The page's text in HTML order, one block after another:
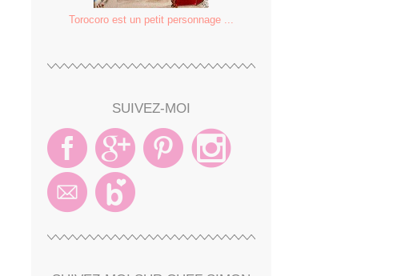
Torocoro est un petit personnage ...
SUIVEZ-MOI